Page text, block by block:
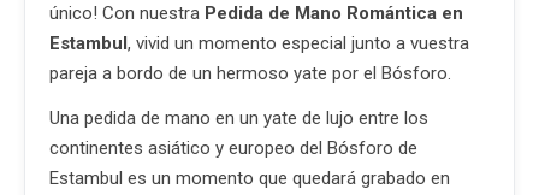
único! Con nuestra Pedida de Mano Romántica en
Estambul, vivid un momento especial junto a vuestra
pareja a bordo de un hermoso yate por el Bósforo.
Una pedida de mano en un yate de lujo entre los
continentes asiático y europeo del Bósforo de
Estambul es un momento que quedará grabado en